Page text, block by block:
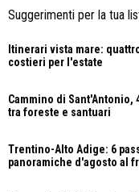
Suggerimenti per la tua
Itinerari vista mare:
costieri per l'estate
Cammino di Sant'Antonio,
tra foreste e santuari
Trentino-Alto Adige: 6
panoramiche d'agosto al